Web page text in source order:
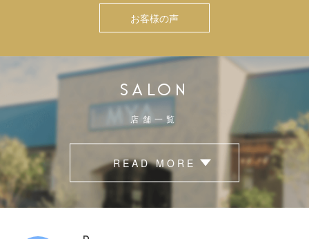
お客様の声
SALON
店舗一覧
READ MORE